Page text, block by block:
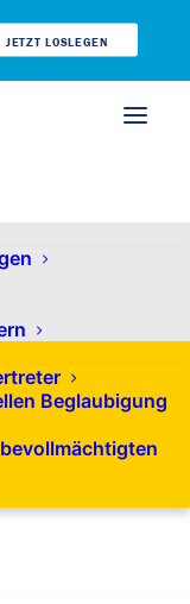
JETZT LOSLEGEN
Beglaubigung
-
in
den Prozess,
Gebühr
dass die